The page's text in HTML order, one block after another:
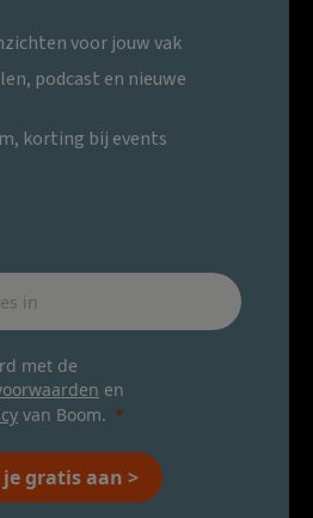
voor jouw vak
podcast en nieuwe
korting bij events
met de
en
van Boom.
gratis aan >